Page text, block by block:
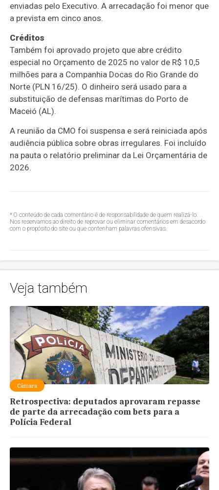
enviadas pelo Executivo. A arrecadação foi menor que
a prevista em cinco anos.
Créditos
Também foi aprovado projeto que abre crédito
especial no Orçamento de 2025 no valor de R$ 10,5
milhões para a Companhia Docas do Rio Grande do
Norte (PLN 16/25). O dinheiro será usado para a
substituição de defensas marítimas do Porto de
Maceió (AL).
A reunião da CMO foi suspensa e será reiniciada após
audiência pública sobre obras irregulares. Foi incluído
na pauta o relatório preliminar da Lei Orçamentária de
2026.
* O conteúdo de cada comentário é de responsabilidade de quem realizá-lo.
Nos reservamos ao direito de reprovar ou eliminar comentários em desacordo
com o propósito do site ou que contenham palavras ofensivas.
Veja também
Câmara
Retrospectiva: deputados aprovaram repasse
de parte da arrecadação com bets para a
Polícia Federal